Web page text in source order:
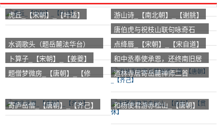
虎丘_【宋朝】_【叶适】
游山诗_【南北朝】_【谢朓】
唐伯虎与祝枝山联句咏奇石
_【明朝】_【唐寅】
水调歌头（题岳麓法华台）
_【宋朝】_【侯置】
点绛唇_【宋朝】_【宋自道】
卜算子_【宋朝】_【姜夔】
和中丞奉使承恩，还终南旧居
_【唐朝】_【皇甫冉】
题僧梦微房_【唐朝】_【修
道林寺居寄岳麓禅师二首
_【唐朝】_【齐己】
寄庐岳僧_【唐朝】_【齐己】
和杨使君游赤松山_【唐朝】
_【贯休】